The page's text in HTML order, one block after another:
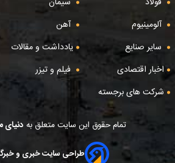
آلومینیوم
آهن
سایر صنایع
یادداشت و مقالات
اخبار اقتصادی
فیلم و تیزر
شرکت های برجسته
تمام حقوق این سایت متعلق به
طراحی سایت خبری و